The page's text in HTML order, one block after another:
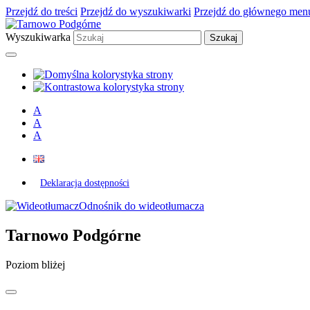
Przejdź do treści Przejdź do wyszukiwarki Przejdź do głównego
Wyszukiwarka
A
A
A
Deklaracja dostępności
Odnośnik do wideotłumacza
Tarnowo Podgórne
Poziom bliżej